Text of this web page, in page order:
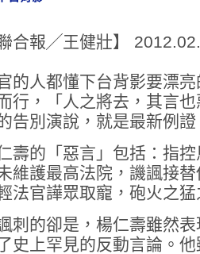
聯合報╱王健壯】
的人都懂下台背影要漂
行，「人之將去，其言
告別演說，就是最新例證
壽的「惡言」包括：指
維護最高法院，譏諷接
法官譁眾取寵，砲火之
刺的卻是，楊仁壽雖然
史上罕見的反動言論。